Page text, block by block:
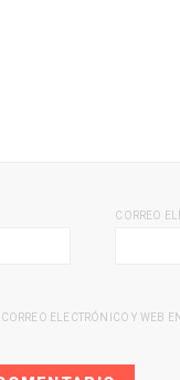
CORREO
ELECTRÓNICO Y WEB